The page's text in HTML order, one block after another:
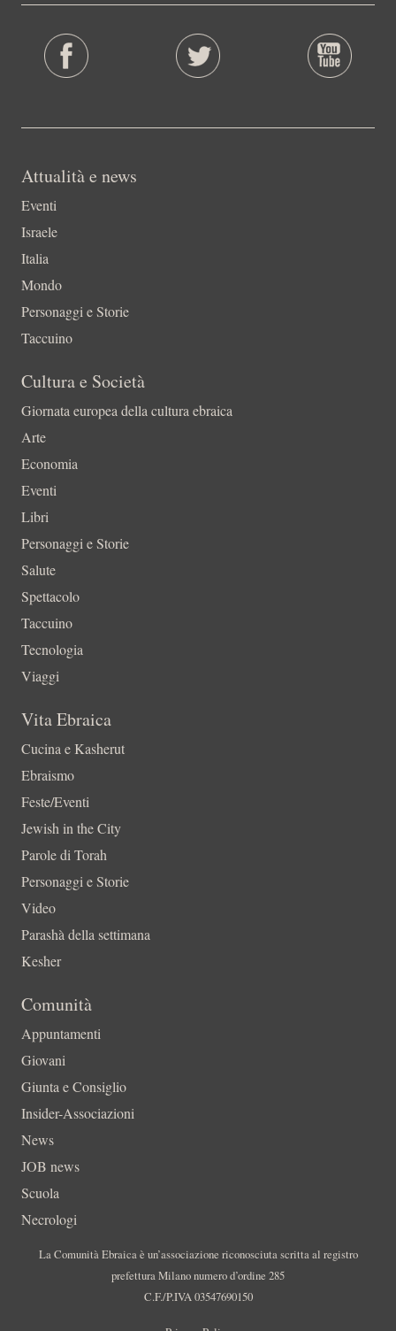
Attualità e news
Eventi
Israele
Italia
Mondo
Personaggi e Storie
Taccuino
Cultura e Società
Giornata europea della cultura ebraica
Arte
Economia
Eventi
Libri
Personaggi e Storie
Salute
Spettacolo
Taccuino
Tecnologia
Viaggi
Vita Ebraica
Cucina e Kasherut
Ebraismo
Feste/Eventi
Jewish in the City
Parole di Torah
Personaggi e Storie
Video
Parashà della settimana
Kesher
Comunità
Appuntamenti
Giovani
Giunta e Consiglio
Insider-Associazioni
News
JOB news
Scuola
Necrologi
La Comunità Ebraica è un’associazione riconosciuta scritta al registro
prefettura Milano numero d’ordine 285
C.F./P.IVA 03547690150